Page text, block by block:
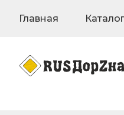
Главная Каталог